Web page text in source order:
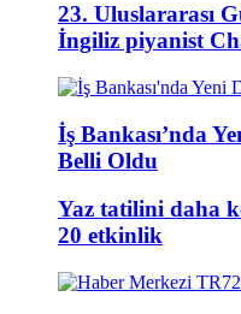
23. Uluslararası
İngiliz piyanist
İş Bankası’nda
Belli Oldu
Yaz tatilini daha
20 etkinlik